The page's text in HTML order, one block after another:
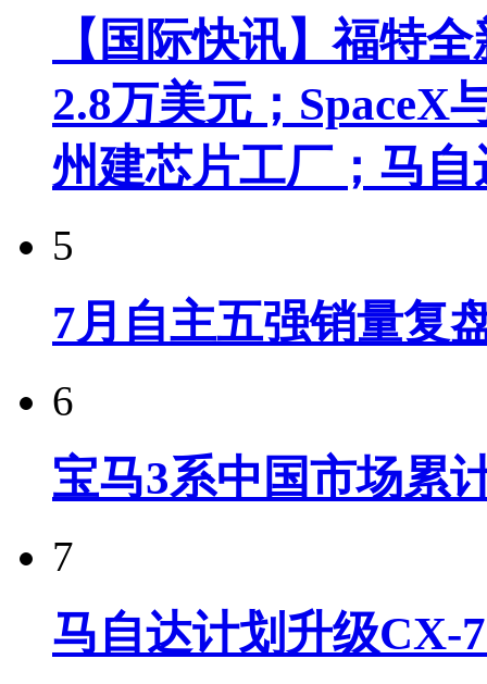
【国际快讯】福特
2.8万美元；SpaceX
州建芯片工厂；马
5
7月自主五强销量复
6
宝马3系中国市场累
7
马自达计划升级CX-